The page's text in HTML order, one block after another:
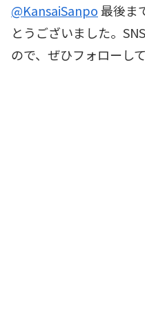
@KansaiSanpo最後ま
とうございました。
ので、ぜひフォローし